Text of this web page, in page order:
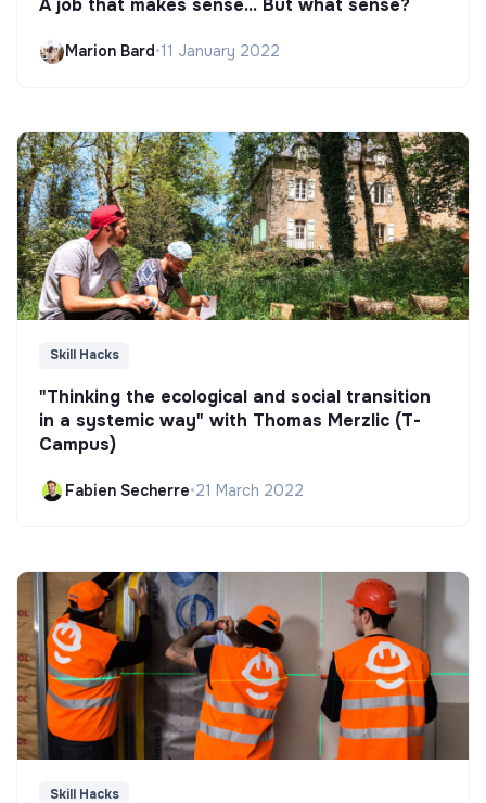
A job that makes sense... But what sense?
Marion Bard•11 January 2022
Skill Hacks
"Thinking the ecological and social transition
in a systemic way" with Thomas Merzlic (T-
Campus)
Fabien Secherre•21 March 2022
Skill Hacks